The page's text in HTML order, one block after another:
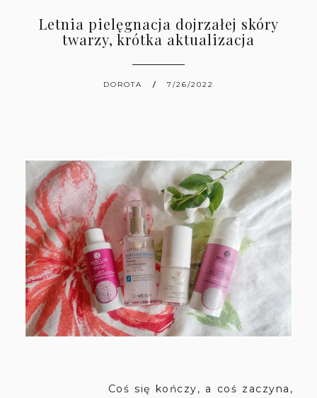
Letnia pielęgnacja dojrzałej skóry
twarzy, krótka aktualizacja
DOROTA 7/26/2022
Coś się kończy, a coś zaczyna,